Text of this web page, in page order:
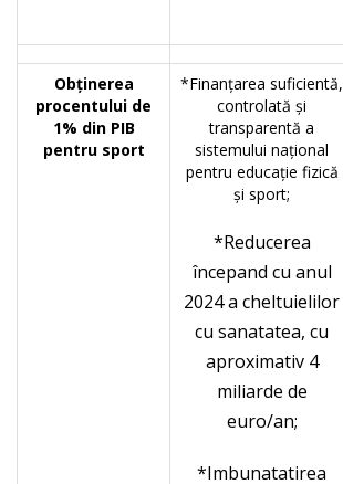
Obţinerea
procentului de
1% din PIB
pentru sport
*Finanţarea suficientă,
controlată şi
transparentă a
sistemului naţional
pentru educaţie fizică
şi sport;
*Reducerea
începand cu anul
2024 a cheltuielilor
cu sanatatea, cu
aproximativ 4
miliarde de
euro/an;
*Imbunatatirea